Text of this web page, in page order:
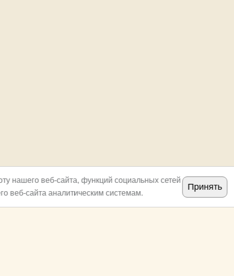
нашего веб-сайта, функций социальных сетей
веб-сайта аналитическим системам.
Принять